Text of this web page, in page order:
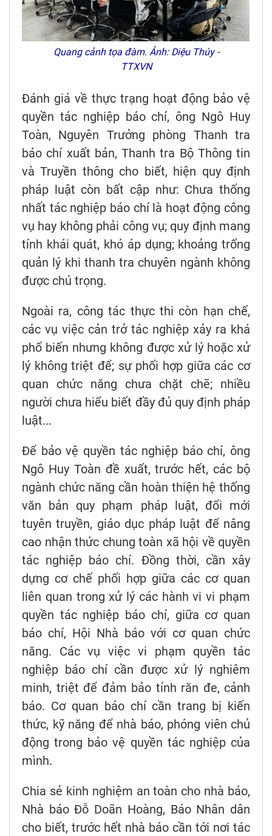
Quang cảnh tọa đàm. Ảnh: Diệu Thúy -
TTXVN
Đánh giá về thực trạng hoạt động bảo vệ
quyền tác nghiệp báo chí, ông Ngô Huy
Toàn, Nguyên Trưởng phòng Thanh tra
báo chí xuất bản, Thanh tra Bộ Thông tin
và Truyền thông cho biết, hiện quy định
pháp luật còn bất cập như: Chưa thống
nhất tác nghiệp báo chí là hoạt động công
vụ hay không phải công vụ; quy định mang
tính khái quát, khó áp dụng; khoảng trống
quản lý khi thanh tra chuyên ngành không
được chú trọng.
Ngoài ra, công tác thực thi còn hạn chế,
các vụ việc cản trở tác nghiệp xảy ra khá
phổ biến nhưng không được xử lý hoặc xử
lý không triệt để; sự phối hợp giữa các cơ
quan chức năng chưa chặt chẽ; nhiều
người chưa hiểu biết đầy đủ quy định pháp
luật...
Để bảo vệ quyền tác nghiệp báo chí, ông
Ngô Huy Toàn đề xuất, trước hết, các bộ
ngành chức năng cần hoàn thiện hệ thống
văn bản quy phạm pháp luật, đổi mới
tuyên truyền, giáo dục pháp luật để nâng
cao nhận thức chung toàn xã hội về quyền
tác nghiệp báo chí. Đồng thời, cần xây
dựng cơ chế phối hợp giữa các cơ quan
liên quan trong xử lý các hành vi vi phạm
quyền tác nghiệp báo chí, giữa cơ quan
báo chí, Hội Nhà báo với cơ quan chức
năng. Các vụ việc vi phạm quyền tác
nghiệp báo chí cần được xử lý nghiêm
minh, triệt để đảm bảo tính răn đe, cảnh
báo. Cơ quan báo chí cần trang bị kiến
thức, kỹ năng để nhà báo, phóng viên chủ
động trong bảo vệ quyền tác nghiệp của
mình.
Chia sẻ kinh nghiệm an toàn cho nhà báo,
Nhà báo Đỗ Doãn Hoàng, Báo Nhân dân
cho biết, trước hết nhà báo cần tới nơi tác